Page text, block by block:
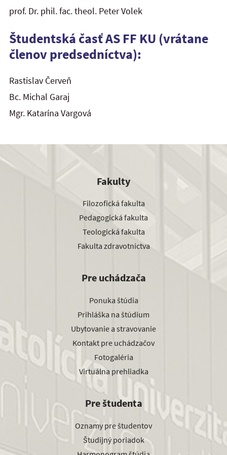
prof. Dr. phil. fac. theol. Peter Volek
Študentská časť AS FF KU (vrátane
členov predsedníctva):
Rastislav Červeň
Bc. Michal Garaj
Mgr. Katarína Vargová
Fakulty
Filozofická fakulta
Pedagogická fakulta
Teologická fakulta
Fakulta zdravotníctva
Pre uchádzača
Ponuka štúdia
Prihláška na štúdium
Ubytovanie a stravovanie
Kontakt pre uchádzačov
Fotogaléria
Virtuálna prehliadka
Pre študenta
Oznamy pre študentov
Študijný poriadok